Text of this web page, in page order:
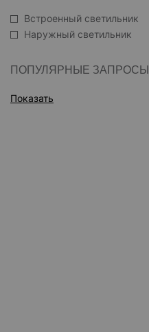
Встроенный светильник
Наружный светильник
ПОПУЛЯРНЫЕ ЗАПРОСЫ
Показать